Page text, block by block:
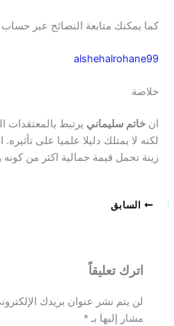
كما يمكنك متابعة النصائح عبر حساب
alshehalrohane99
خلاصة
انخاتم سليماني يرتبط بالمعتقدات
لكنه لا يمتلك دليلا علميا على
زينة تحمل قيمة جمالية اكثر من كونه
السابق
اترك تعليقاً
لن يتم نشر عنوان بريدك
مشار إليها بـ*